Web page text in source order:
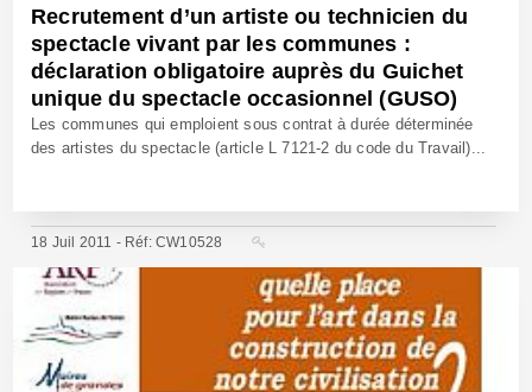
Recrutement d’un artiste ou technicien du
spectacle vivant par les communes :
déclaration obligatoire auprès du Guichet
unique du spectacle occasionnel (GUSO)
Les communes qui emploient sous contrat à durée déterminée
des artistes du spectacle (article L 7121-2 du code du Travail)...
18 Juil 2011 - Réf: CW10528